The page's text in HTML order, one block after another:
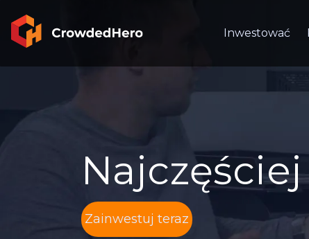
Inwestować
Zainwestuj teraz